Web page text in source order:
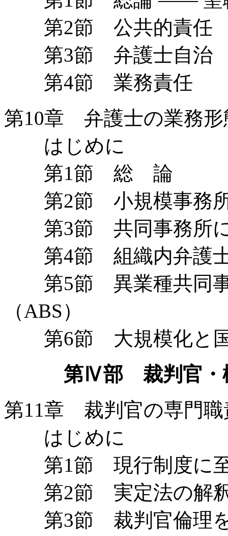
第2節 公共的責任
第3節 弁護士自治
第4節 業務責任
第10章 弁護士の業務形
はじめに
第1節 総 論
第2節 小規模事務
第3節 共同事務所に
第4節 組織内弁護
第5節 異業種共同事
（ABS）
第6節 大規模化と
第Ⅳ部 裁判官・
第11章 裁判官の専門職
はじめに
第1節 現行制度に至
第2節 実定法の解釈
第3節 裁判官倫理を